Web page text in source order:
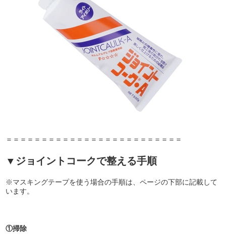
＝＝＝＝＝＝＝＝＝＝＝＝＝＝＝＝＝＝＝＝＝＝＝＝＝
▼ジョイントコークで整える手順
※マスキングテープを使う場合の手順は、ページの下部に記載して
います。
①掃除